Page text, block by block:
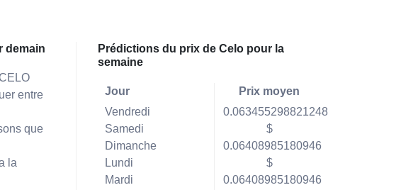
demain
entre
que
la
Prédictions du prix de Celo pour la
semaine
Jour
Vendredi
Samedi
Dimanche
Lundi
Mardi
Prix moyen
0.063455298821248
$
0.06408985180946
$
0.06408985180946